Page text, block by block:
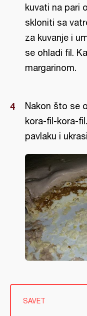
kuvati na pari
skloniti sa
za kuvanje i
se ohladi fil.
margarinom.
Nakon što se
kora-fil-kora-
pavlaku i
SAVET